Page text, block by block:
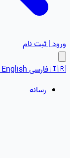
ورود | ثبت نام
🇮🇷فارسیEnglish
رسانه